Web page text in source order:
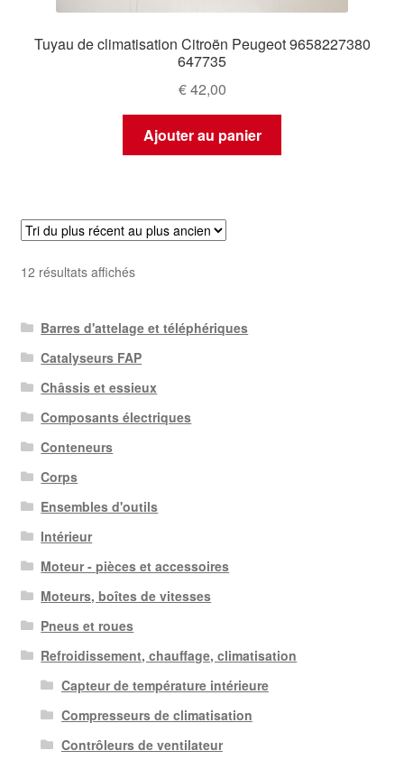
Tuyau de climatisation Citroën Peugeot 9658227380
647735
€42,00
Ajouter au panier
12 résultats affichésTrié
récent
au
plus
ancien
Barres d'attelage et téléphériques
Catalyseurs FAP
Châssis et essieux
Composants électriques
Conteneurs
Corps
Ensembles d'outils
Intérieur
Moteur - pièces et accessoires
Moteurs, boîtes de vitesses
Pneus et roues
Refroidissement, chauffage, climatisation
Capteur de température intérieure
Compresseurs de climatisation
Contrôleurs de ventilateur